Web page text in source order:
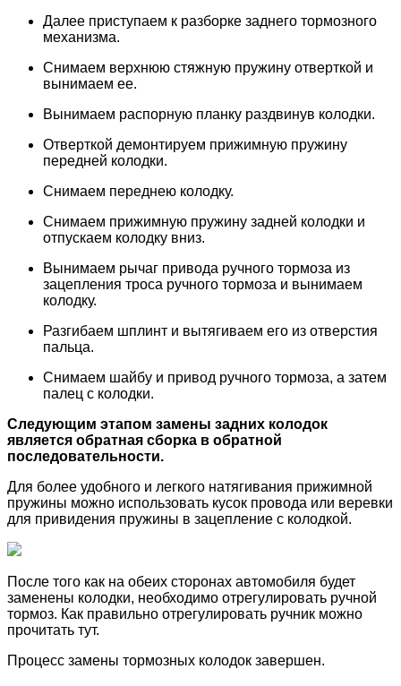
Далее приступаем к разборке заднего тормозного
механизма.
Снимаем верхнюю стяжную пружину отверткой и
вынимаем ее.
Вынимаем распорную планку раздвинув колодки.
Отверткой демонтируем прижимную пружину
передней колодки.
Снимаем переднею колодку.
Снимаем прижимную пружину задней колодки и
отпускаем колодку вниз.
Вынимаем рычаг привода ручного тормоза из
зацепления троса ручного тормоза и вынимаем
колодку.
Разгибаем шплинт и вытягиваем его из отверстия
пальца.
Снимаем шайбу и привод ручного тормоза, а затем
палец с колодки.
Следующим этапом замены задних колодок
является обратная сборка в обратной
последовательности.
Для более удобного и легкого натягивания прижимной
пружины можно использовать кусок провода или веревки
для привидения пружины в зацепление с колодкой.
После того как на обеих сторонах автомобиля будет
заменены колодки, необходимо отрегулировать ручной
тормоз. Как правильно отрегулировать ручник можно
прочитать тут.
Процесс замены тормозных колодок завершен.